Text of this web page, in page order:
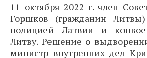
11 октября 2022 г. член
Горшков (гражданин
полицией Латвии и
Литву. Решение о
министр внутренних дел